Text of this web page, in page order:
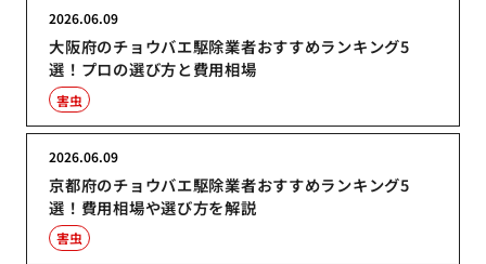
大阪府のチョウバエ駆除業者おすすめランキング5
選！プロの選び方と費用相場
2026.06.09
害虫
京都府のチョウバエ駆除業者おすすめランキング5
選！費用相場や選び方を解説
2026.06.09
害虫